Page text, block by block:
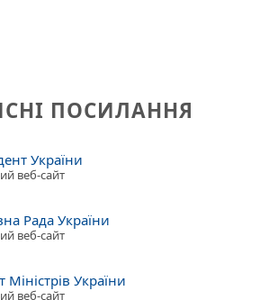
ПОСИЛАННЯ
України
веб-сайт
Рада України
веб-сайт
Міністрів України
веб-сайт